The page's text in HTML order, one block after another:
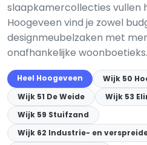
slaapkamercollecties vullen
Hoogeveen vind je zowel
designmeubelzaken met
onafhankelijke woonboetieks.
Heel Hoogeveen
Wijk 50
Wijk 51 De Weide
Wijk 53
Wijk 59 Stuifzand
Wijk 62 Industrie- en